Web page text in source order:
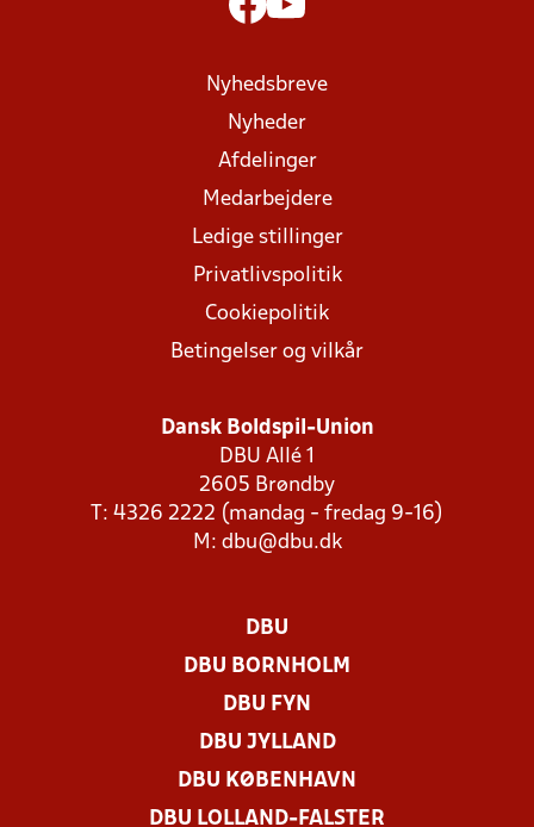
Nyhedsbreve
Nyheder
Afdelinger
Medarbejdere
Ledige stillinger
Privatlivspolitik
Cookiepolitik
Betingelser og vilkår
Dansk Boldspil-Union
DBU Allé 1
2605 Brøndby
T: 4326 2222 (mandag - fredag 9-16)
M: dbu@dbu.dk
DBU
DBU BORNHOLM
DBU FYN
DBU JYLLAND
DBU KØBENHAVN
DBU LOLLAND-FALSTER